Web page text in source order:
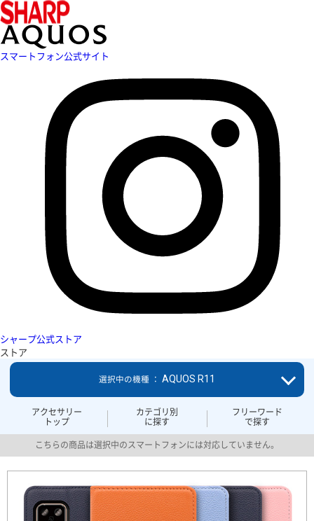
スマートフォン公式サイト
シャープ公式ストア
ストア
アクセサリー
トップ
カテゴリ別
に探す
フリーワード
で探す
選択中の機種 ： AQUOS R11
こちらの商品は選択中のスマートフォンには対応していません。